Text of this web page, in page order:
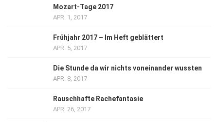
Mozart-Tage 2017
APR. 1, 2017
Frühjahr 2017 – Im Heft geblättert
APR. 5, 2017
Die Stunde da wir nichts voneinander wussten
APR. 8, 2017
Rauschhafte Rachefantasie
APR. 26, 2017